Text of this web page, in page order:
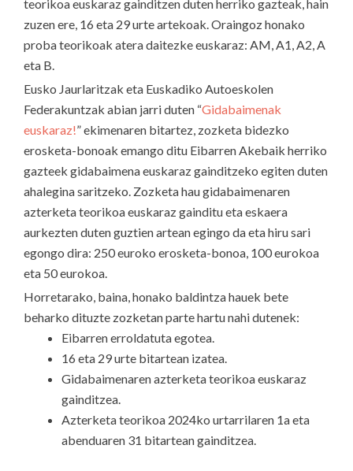
teorikoa euskaraz gainditzen duten herriko gazteak, hain
zuzen ere, 16 eta 29 urte artekoak. Oraingoz honako
proba teorikoak atera daitezke euskaraz: AM, A1, A2, A
eta B.
Eusko Jaurlaritzak eta Euskadiko Autoeskolen
Federakuntzak abian jarri duten “Gidabaimenak
euskaraz!” ekimenaren bitartez, zozketa bidezko
erosketa-bonoak emango ditu Eibarren Akebaik herriko
gazteek gidabaimena euskaraz gainditzeko egiten duten
ahalegina saritzeko. Zozketa hau gidabaimenaren
azterketa teorikoa euskaraz gainditu eta eskaera
aurkezten duten guztien artean egingo da eta hiru sari
egongo dira: 250 euroko erosketa-bonoa, 100 eurokoa
eta 50 eurokoa.
Horretarako, baina, honako baldintza hauek bete
beharko dituzte zozketan parte hartu nahi dutenek:
Eibarren erroldatuta egotea.
16 eta 29 urte bitartean izatea.
Gidabaimenaren azterketa teorikoa euskaraz
gainditzea.
Azterketa teorikoa 2024ko urtarrilaren 1a eta
abenduaren 31 bitartean gainditzea.